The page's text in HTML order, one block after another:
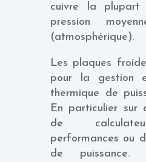
cuivre la
pression
(atmosphérique).
Les plaques
pour la gestion
thermique de
En particulier sur
de
performances ou
de puissance.